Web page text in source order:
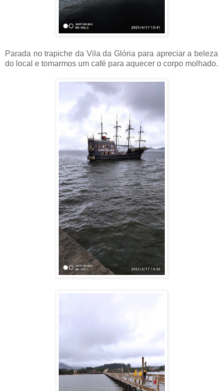
Parada no trapiche da Vila da Glória para apreciar a beleza
do local e tomarmos um café para aquecer o corpo molhado.